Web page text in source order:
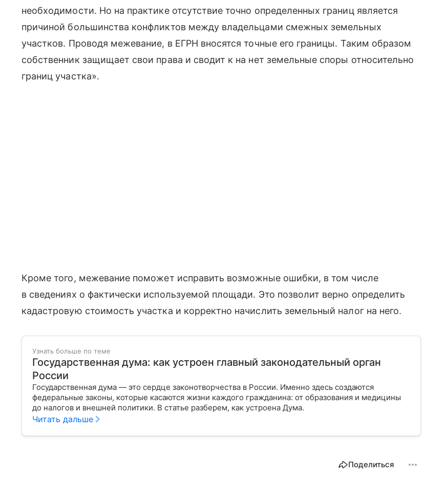
необходимости. Но на практике отсутствие точно определенных границ является
причиной большинства конфликтов между владельцами смежных земельных
участков. Проводя межевание, в ЕГРН вносятся точные его границы. Таким образом
собственник защищает свои права и сводит к на нет земельные споры относительно
границ участка».
Кроме того, межевание поможет исправить возможные ошибки, в том числе
в сведениях о фактически используемой площади. Это позволит верно определить
кадастровую стоимость участка и корректно начислить земельный налог на него.
Узнать больше по теме
Государственная дума: как устроен главный законодательный орган
России
Государственная дума — это сердце законотворчества в России. Именно здесь создаются
федеральные законы, которые касаются жизни каждого гражданина: от образования и медицины
до налогов и внешней политики. В статье разберем, как устроена Дума.
Читать дальше
Поделиться